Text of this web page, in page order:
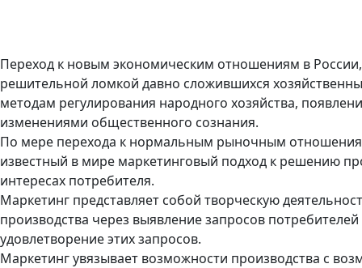
Переход к новым экономическим отношениям в
решительной ломкой давно сложившихся
методам регулирования народного хозяйства,
изменениями общественного сознания.
По мере перехода к нормальным рыночным
известный в мире маркетинговый подход к решению
интересах потребителя.
Маркетинг представляет собой творческую
производства через выявление запросов
удовлетворение этих запросов.
Маркетинг увязывает возможности производства с